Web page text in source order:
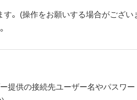
。 (操作をお願いする場合がござい
提供の接続先ユーザー名やパスワ